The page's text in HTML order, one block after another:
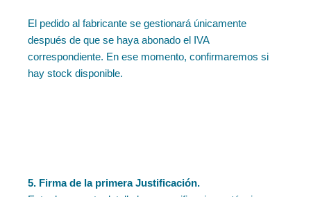
El pedido al fabricante se gestionará únicamente
después de que se haya abonado el IVA
correspondiente. En ese momento, confirmaremos si
hay stock disponible.
5. Firma de la primera Justificación.